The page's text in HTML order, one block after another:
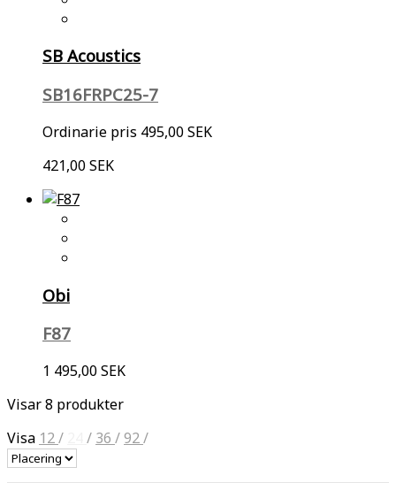
SB Acoustics
SB16FRPC25-7
Ordinarie pris 495,00 SEK
421,00 SEK
Obi
F87
1 495,00 SEK
Visar 8 produkter
Visa 12/ / 36 /92/